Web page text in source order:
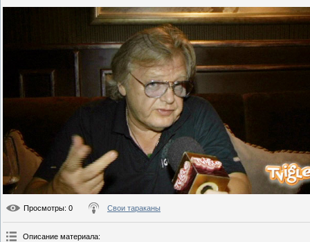
Просмотры: 0 Свои тараканы
Описание материала: